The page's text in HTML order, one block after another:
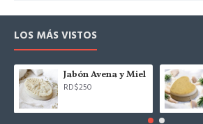
LOS MÁS VISTOS
Jabón Avena y Miel
RD$250